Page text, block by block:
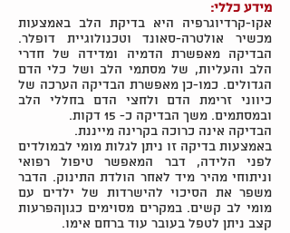
מידע כללי:
אקו-קרדיוגרפיה היא בדיקת הלב באמצעות
מכשיר אולטרה-סאונד וטכנולוגיית דופלר.
הבדיקה מאפשרת הדמיה ומדידה של חדרי
הלב והעליות, של מסתמי הלב ושל כלי הדם
הגדולים. כמו-כן מאפשרת הבדיקה הערכה של
כיווני זרימת הדם ולחצי הדם בחללי הלב
ובמסתמים. משך הבדיקה כ- 15 דקות.
הבדיקה אינה כרוכה בקרינה מייננת.
באמצעות בדיקה זו ניתן לגלות מומי לבמולדים
לפני הלידה, דבר המאפשר טיפול רפואי
וניתוחי מהיר מיד לאחר הולדת התינוק. הדבר
משפר את הסיכוי להישרדות של ילדים עם
מומי לב קשים. במקרים מסוימים כגוןהפרעות
קצב ניתן לטפל בעובר עוד ברחם אימו.